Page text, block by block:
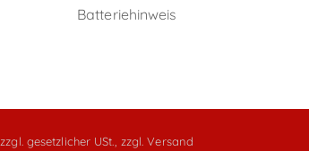
Batteriehinweis
gesetzlicher USt., zzgl. Versand